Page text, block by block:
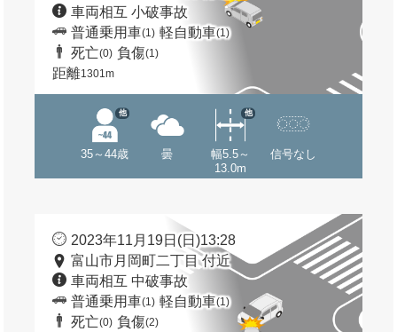
車両相互 小破事故
普通乗用車(1) 軽自動車(1)
死亡(0) 負傷(1)
距離1301m
35～44歳
他
曇
幅5.5～
13.0m
他
信号なし
2023年11月19日(日)13:28
富山市月岡町二丁目 付近
車両相互 中破事故
普通乗用車(1) 軽自動車(1)
死亡(0) 負傷(2)